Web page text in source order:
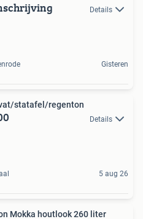
Details
Gisteren
statafel/regenton
Details
5 aug 26
Mokka houtlook 260 liter